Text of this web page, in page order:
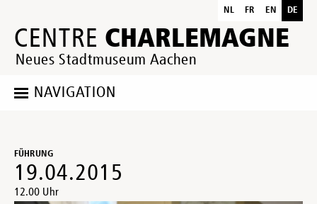
CENTRE CHARLEMAGNE
Neues Stadtmuseum Aachen
NL FR EN DE
NAVIGATION
FÜHRUNG
19.04.2015
12.00 Uhr